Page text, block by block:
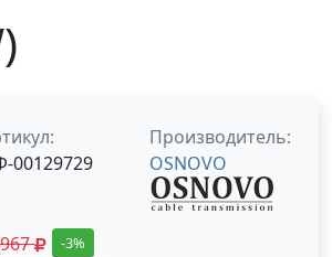
00129729
Производитель:
OSNOVO
-3%